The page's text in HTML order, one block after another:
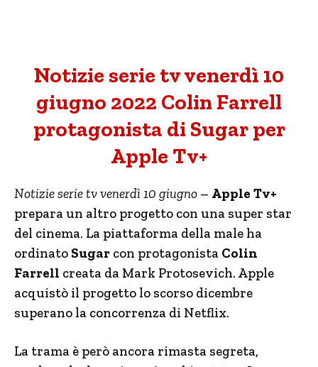
Notizie serie tv venerdì 10
giugno 2022 Colin Farrell
protagonista di Sugar per
Apple Tv+
Notizie serie tv venerdì 10 giugno – Apple Tv+
prepara un altro progetto con una super star
del cinema. La piattaforma della male ha
ordinato Sugar con protagonista Colin
Farrell creata da Mark Protosevich. Apple
acquistò il progetto lo scorso dicembre
superano la concorrenza di Netflix.
La trama è però ancora rimasta segreta,